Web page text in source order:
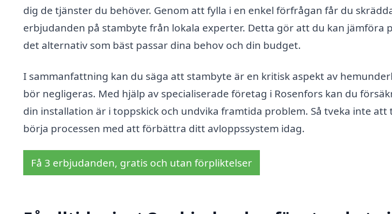
dig de tjänster du behöver. Genom att fylla i en enkel förfrågan får du
erbjudanden på stambyte från lokala experter. Detta gör att du kan jämföra
det alternativ som bäst passar dina behov och din budget.
I sammanfattning kan du säga att stambyte är en kritisk aspekt av
bör negligeras. Med hjälp av specialiserade företag i Rosenfors kan du
din installation är i toppskick och undvika framtida problem. Så tveka inte att
börja processen med att förbättra ditt avloppssystem idag.
Få 3 erbjudanden, gratis och utan förpliktelser